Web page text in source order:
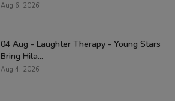
Aug 6, 2026
04 Aug - Laughter Therapy - Young Stars
Bring Hila...
Aug 4, 2026